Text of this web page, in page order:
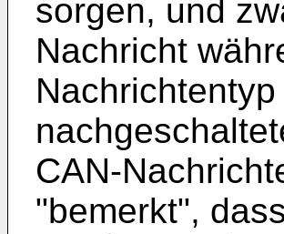
sorgen, und
Nachricht
CAN-
"bemerkt",